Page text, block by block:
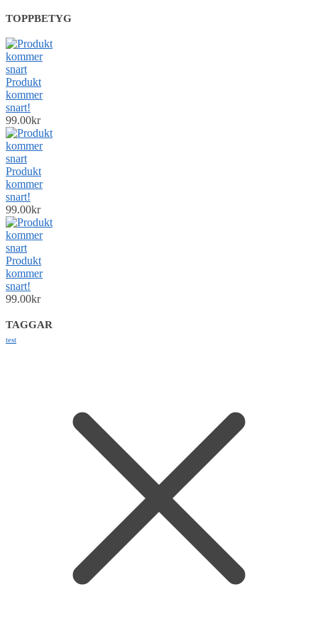
TOPPBETYG
Produkt
kommer
snart!
99.00kr
Produkt
kommer
snart!
99.00kr
Produkt
kommer
snart!
99.00kr
TAGGAR
test